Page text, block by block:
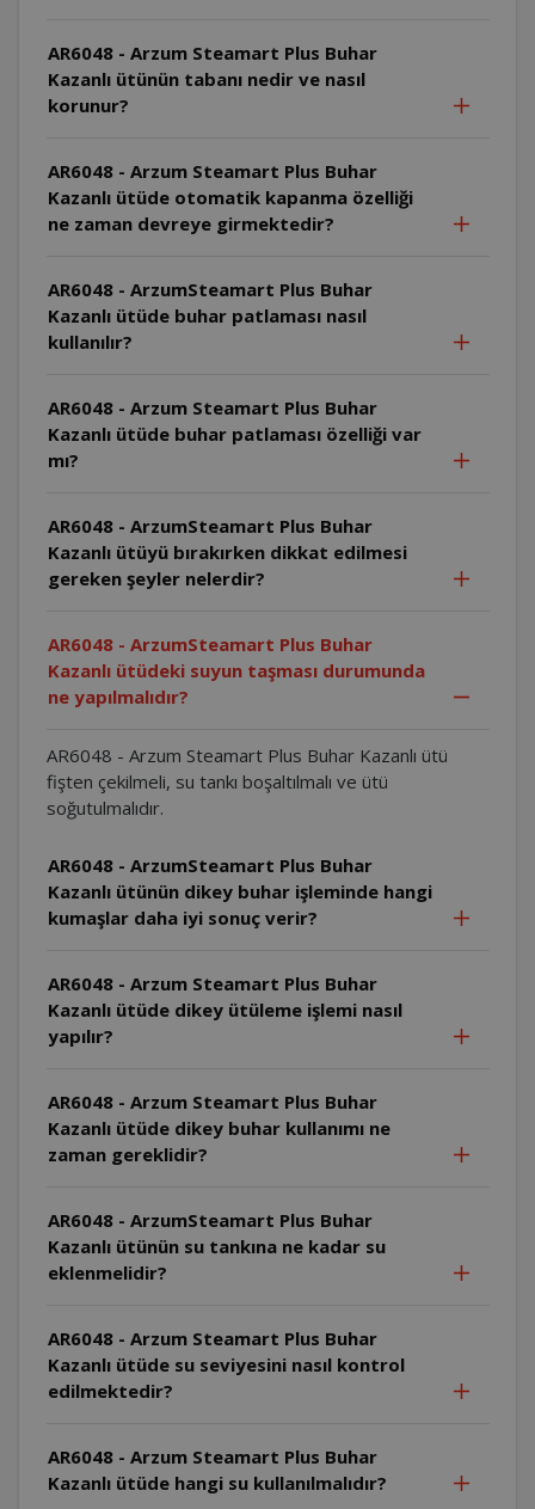
AR6048 - Arzum Steamart Plus Buhar
Kazanlı ütünün tabanı nedir ve nasıl
korunur?
AR6048 - Arzum Steamart Plus Buhar
Kazanlı ütüde otomatik kapanma özelliği
ne zaman devreye girmektedir?
AR6048 - ArzumSteamart Plus Buhar
Kazanlı ütüde buhar patlaması nasıl
kullanılır?
AR6048 - Arzum Steamart Plus Buhar
Kazanlı ütüde buhar patlaması özelliği var
mı?
AR6048 - ArzumSteamart Plus Buhar
Kazanlı ütüyü bırakırken dikkat edilmesi
gereken şeyler nelerdir?
AR6048 - ArzumSteamart Plus Buhar
Kazanlı ütüdeki suyun taşması durumunda
ne yapılmalıdır?
AR6048 - Arzum Steamart Plus Buhar Kazanlı ütü
fişten çekilmeli, su tankı boşaltılmalı ve ütü
soğutulmalıdır.
AR6048 - ArzumSteamart Plus Buhar
Kazanlı ütünün dikey buhar işleminde hangi
kumaşlar daha iyi sonuç verir?
AR6048 - Arzum Steamart Plus Buhar
Kazanlı ütüde dikey ütüleme işlemi nasıl
yapılır?
AR6048 - Arzum Steamart Plus Buhar
Kazanlı ütüde dikey buhar kullanımı ne
zaman gereklidir?
AR6048 - ArzumSteamart Plus Buhar
Kazanlı ütünün su tankına ne kadar su
eklenmelidir?
AR6048 - Arzum Steamart Plus Buhar
Kazanlı ütüde su seviyesini nasıl kontrol
edilmektedir?
AR6048 - Arzum Steamart Plus Buhar
Kazanlı ütüde hangi su kullanılmalıdır?